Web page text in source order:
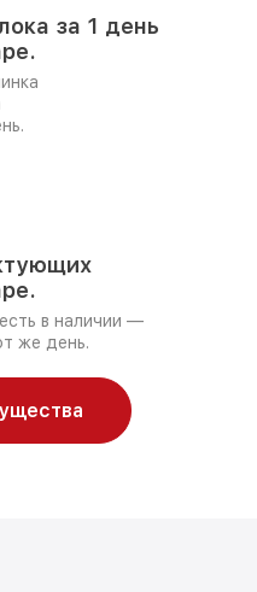
за 1 день
в наличии —
же день.